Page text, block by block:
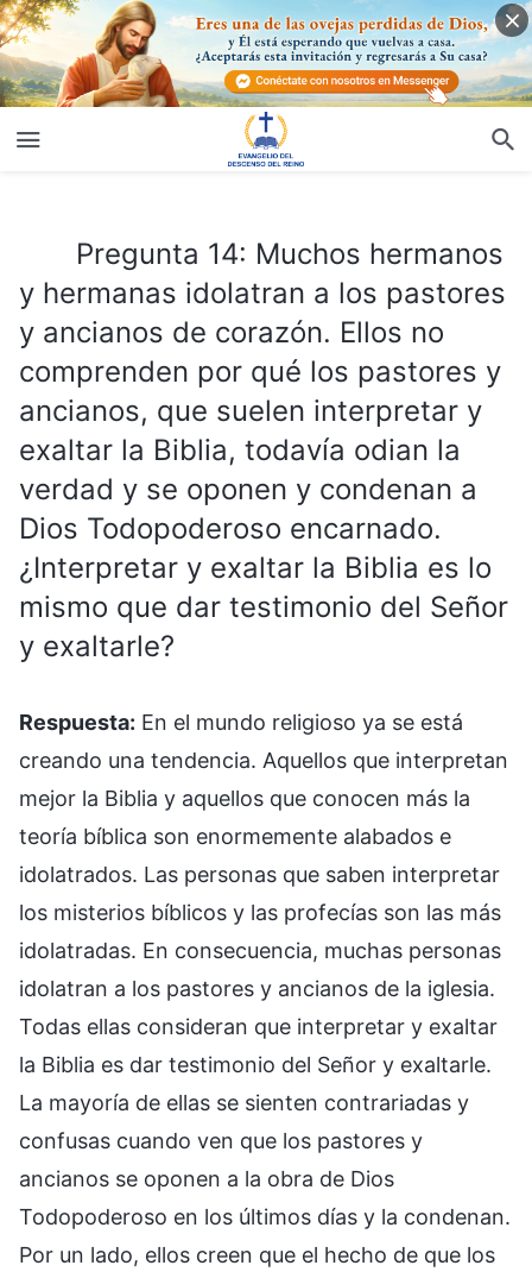
Pregunta 14: Muchos hermanos
y hermanas idolatran a los pastores
y ancianos de corazón. Ellos no
comprenden por qué los pastores y
ancianos, que suelen interpretar y
exaltar la Biblia, todavía odian la
verdad y se oponen y condenan a
Dios Todopoderoso encarnado.
¿Interpretar y exaltar la Biblia es lo
mismo que dar testimonio del Señor
y exaltarle?
Respuesta: En el mundo religioso ya se está
creando una tendencia. Aquellos que interpretan
mejor la Biblia y aquellos que conocen más la
teoría bíblica son enormemente alabados e
idolatrados. Las personas que saben interpretar
los misterios bíblicos y las profecías son las más
idolatradas. En consecuencia, muchas personas
idolatran a los pastores y ancianos de la iglesia.
Todas ellas consideran que interpretar y exaltar
la Biblia es dar testimonio del Señor y exaltarle.
La mayoría de ellas se sienten contrariadas y
confusas cuando ven que los pastores y
ancianos se oponen a la obra de Dios
Todopoderoso en los últimos días y la condenan.
Por un lado, ellos creen que el hecho de que los